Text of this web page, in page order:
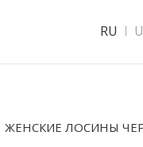
RU
ЖЕНСКИЕ ЛОСИНЫ